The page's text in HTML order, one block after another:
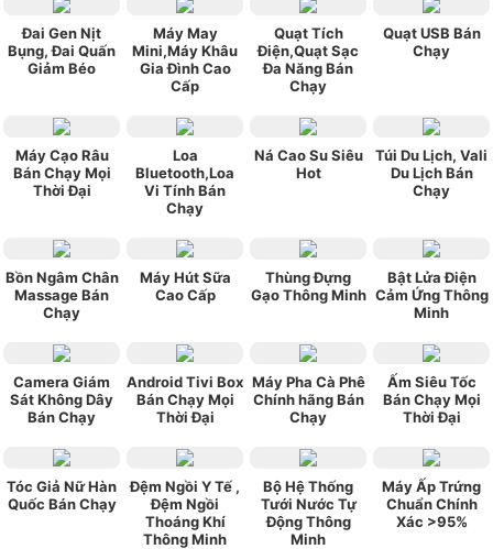
Đai Gen Nịt
Bụng, Đai Quấn
Giảm Béo
Máy May
Mini,Máy Khâu
Gia Đình Cao
Cấp
Quạt Tích
Điện,Quạt Sạc
Đa Năng Bán
Chạy
Quạt USB Bán
Chạy
Máy Cạo Râu
Bán Chạy Mọi
Thời Đại
Loa
Bluetooth,Loa
Vi Tính Bán
Chạy
Ná Cao Su Siêu
Hot
Túi Du Lịch, Vali
Du Lịch Bán
Chạy
Bồn Ngâm Chân
Massage Bán
Chạy
Máy Hút Sữa
Cao Cấp
Thùng Đựng
Gạo Thông Minh
Bật Lửa Điện
Cảm Ứng Thông
Minh
Camera Giám
Sát Không Dây
Bán Chạy
Android Tivi Box
Bán Chạy Mọi
Thời Đại
Máy Pha Cà Phê
Chính hãng Bán
Chạy
Ấm Siêu Tốc
Bán Chạy Mọi
Thời Đại
Tóc Giả Nữ Hàn
Quốc Bán Chạy
Đệm Ngồi Y Tế ,
Đệm Ngồi
Thoáng Khí
Thông Minh
Bộ Hệ Thống
Tưới Nước Tự
Động Thông
Minh
Máy Ấp Trứng
Chuẩn Chính
Xác >95%